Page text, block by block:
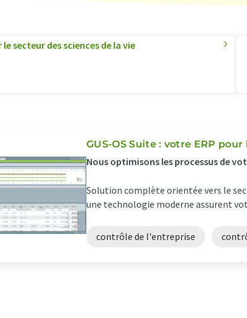
secteur des sciences de la vie
GUS-OS Suite : votre ERP
Nous optimisons les processus de
Solution complète orientée vers le
une technologie moderne assurent
contrôle de l'entreprise